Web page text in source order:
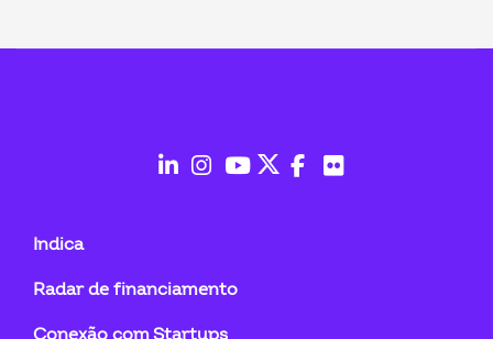
in
Indica
Radar de financiamento
Conexão com Startups